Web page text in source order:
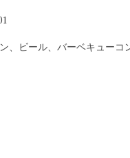
、ビール、バーベキューコ